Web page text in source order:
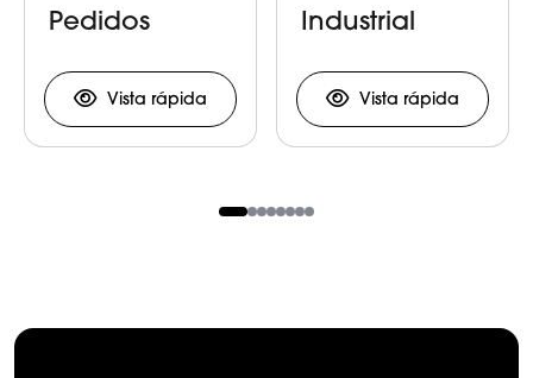
Pedidos
Vista rápida
Industrial
Vista rápida